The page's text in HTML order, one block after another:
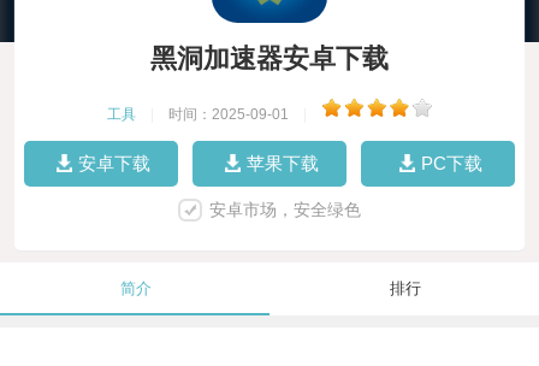
黑洞加速器安卓下载
工具 时间：2025-09-01
安卓下载 苹果下载 PC下载
安卓市场，安全绿色
简介 排行